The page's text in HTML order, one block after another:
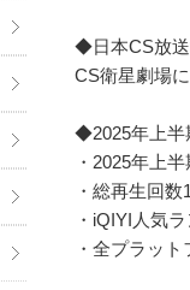
◆日本CS放送
CS衛星劇場
◆2025年上半
・2025年上
・総再生回
・iQIYI人気
・全プラッ